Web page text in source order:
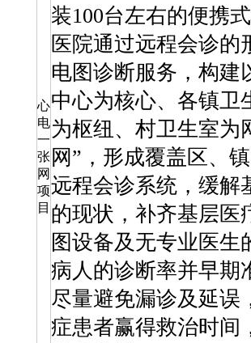
心
电
一
张
网
项
目
装100台左右的便携
医院通过远程会诊的
电图诊断服务，构建
中心为核心、各镇卫
为枢纽、村卫生室为
网”，形成覆盖区、
远程会诊系统，缓解
的现状，补齐基层医
图设备及无专业医生
病人的诊断率并早期
尽量避免漏诊及延误
症患者赢得救治时间